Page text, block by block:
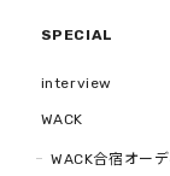
SPECIAL
interview
WACK
WACK合宿オー